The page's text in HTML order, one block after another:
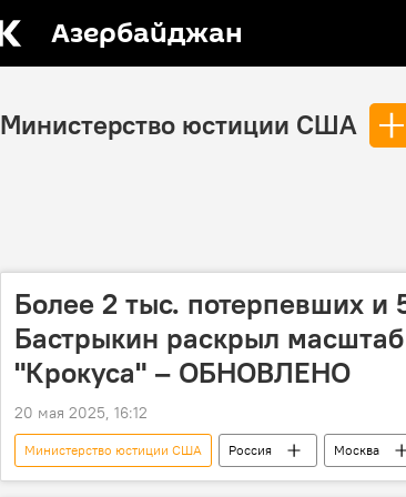
Азербайджан
Министерство юстиции США
Более 2 тыс. потерпевших и
Бастрыкин раскрыл
"Крокуса" – ОБНОВЛЕНО
20 мая 2025, 16:12
Министерство юстиции США Россия Москва
Теракт
пожар Теракт в "Крокус Сити